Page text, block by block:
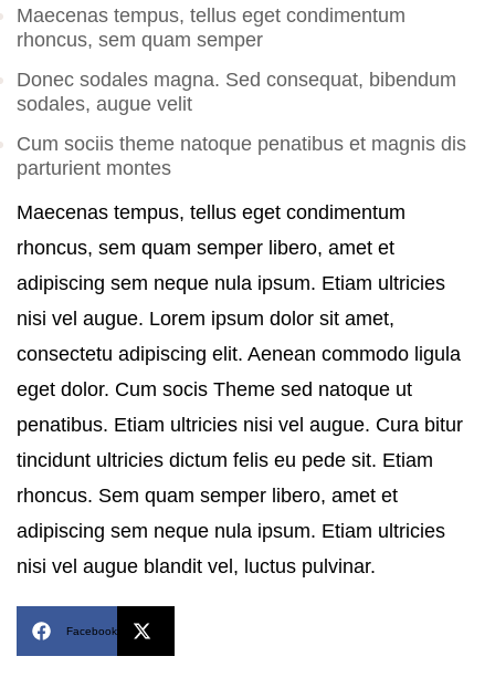
Maecenas tempus, tellus eget condimentum
rhoncus, sem quam semper
Donec sodales magna. Sed consequat, bibendum
sodales, augue velit
Cum sociis theme natoque penatibus et magnis dis
parturient montes
Maecenas tempus, tellus eget condimentum
rhoncus, sem quam semper libero, amet et
adipiscing sem neque nula ipsum. Etiam ultricies
nisi vel augue. Lorem ipsum dolor sit amet,
consectetu adipiscing elit. Aenean commodo ligula
eget dolor. Cum socis Theme sed natoque ut
penatibus. Etiam ultricies nisi vel augue. Cura bitur
tincidunt ultricies dictum felis eu pede sit. Etiam
rhoncus. Sem quam semper libero, amet et
adipiscing sem neque nula ipsum. Etiam ultricies
nisi vel augue blandit vel, luctus pulvinar.
Facebook